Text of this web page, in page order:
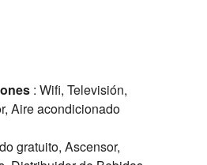
: Wifi, Televisión,
Aire acondicionado
gratuito, Ascensor,